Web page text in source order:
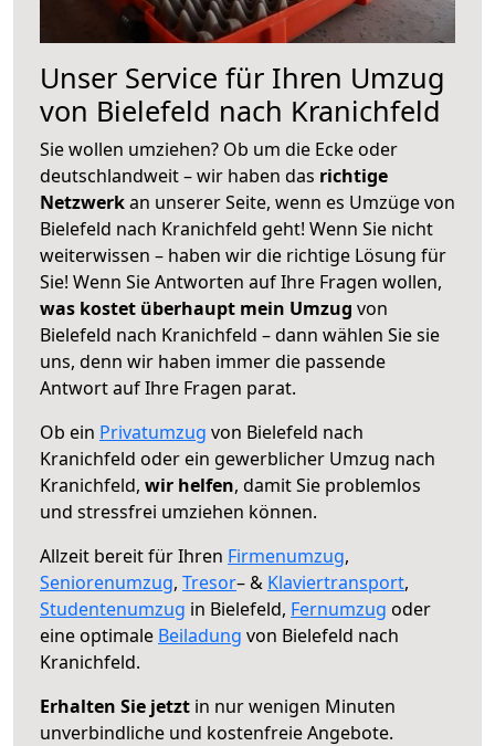
Unser Service für Ihren Umzug
von Bielefeld nach Kranichfeld
Sie wollen umziehen? Ob um die Ecke oder
deutschlandweit – wir haben das richtige
Netzwerkan unserer Seite, wenn es Umzüge von
Bielefeld nach Kranichfeld geht! Wenn Sie nicht
weiterwissen – haben wir die richtige Lösung für
Sie! Wenn Sie Antworten auf Ihre Fragen wollen,
was kostet überhaupt mein Umzug von
Bielefeld nach Kranichfeld – dann wählen Sie sie
uns, denn wir haben immer die passende
Antwort auf Ihre Fragen parat.
Ob ein Privatumzug von Bielefeld nach
Kranichfeld oder ein gewerblicher Umzug nach
Kranichfeld, wir helfen, damit Sie problemlos
und stressfrei umziehen können.
Allzeit bereit für Ihren Firmenumzug,
Seniorenumzug, Tresor– & Klaviertransport,
Studentenumzug in Bielefeld, Fernumzug oder
eine optimale Beiladung von Bielefeld nach
Kranichfeld.
Erhalten Sie jetzt in nur wenigen Minuten
unverbindliche und kostenfreie Angebote.